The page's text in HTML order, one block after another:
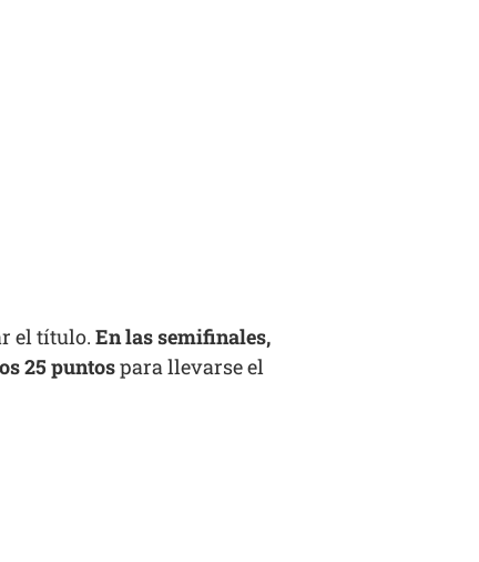
el título. En las semifinales,
25 puntospara llevarse el